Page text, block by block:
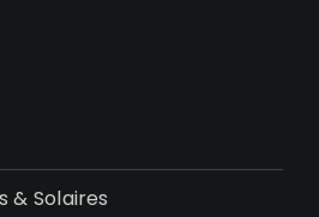
& Solaires